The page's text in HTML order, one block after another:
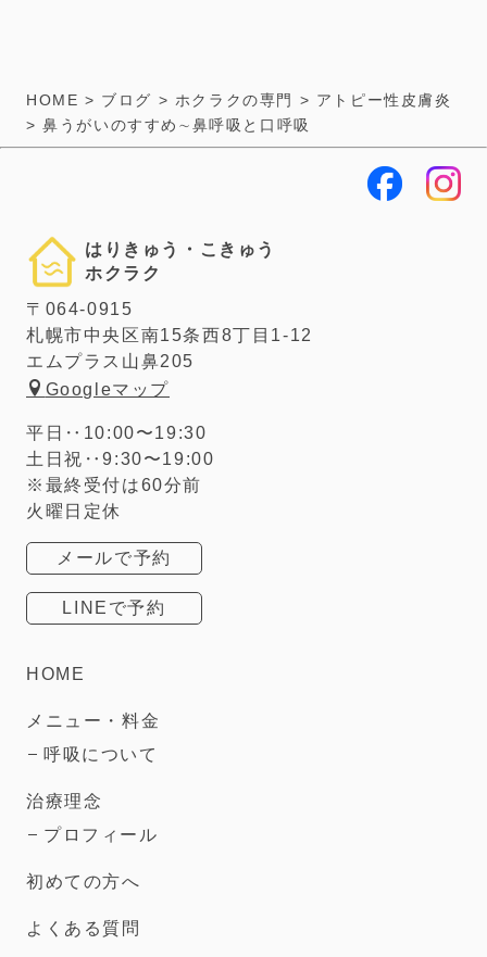
HOME > ブログ > ホクラクの専門 > アトピー性皮膚炎
>鼻うがいのすすめ∼鼻呼吸と口呼吸
はりきゅう・こきゅう
ホクラク
〒064-0915
札幌市中央区南15条西8丁目1-12
エムプラス山鼻205
Googleマップ
平日‥10:00〜19:30
土日祝‥9:30〜19:00
※最終受付は60分前
火曜日定休
メールで予約
LINEで予約
HOME
メニュー・料金
呼吸について
治療理念
プロフィール
初めての方へ
よくある質問